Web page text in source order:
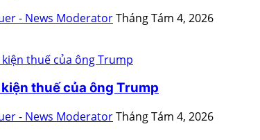
- News ModeratorTháng Tám 4, 2026
thuế của ông Trump
- News ModeratorTháng Tám 4, 2026